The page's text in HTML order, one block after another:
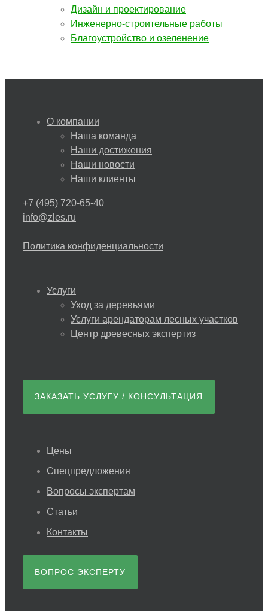
Дизайн и проектирование
Инженерно-строительные работы
Благоустройство и озеленение
О компании
Наша команда
Наши достижения
Наши новости
Наши клиенты
+7 (495) 720-65-40
info@zles.ru
Политика конфиденциальности
Услуги
Уход за деревьями
Услуги арендаторам лесных участков
Центр древесных экспертиз
ЗАКАЗАТЬ УСЛУГУ / КОНСУЛЬТАЦИЯ
Цены
Спецпредложения
Вопросы экспертам
Статьи
Контакты
ВОПРОС ЭКСПЕРТУ